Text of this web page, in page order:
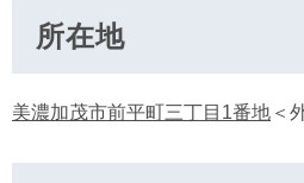
所在地
美濃加茂市前平町三丁目1番地 ＜